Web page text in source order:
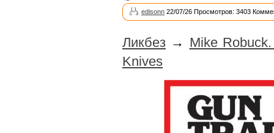
edisonn 22/07/26 Просмотров: 3403
Ликбез → Mike
Knives